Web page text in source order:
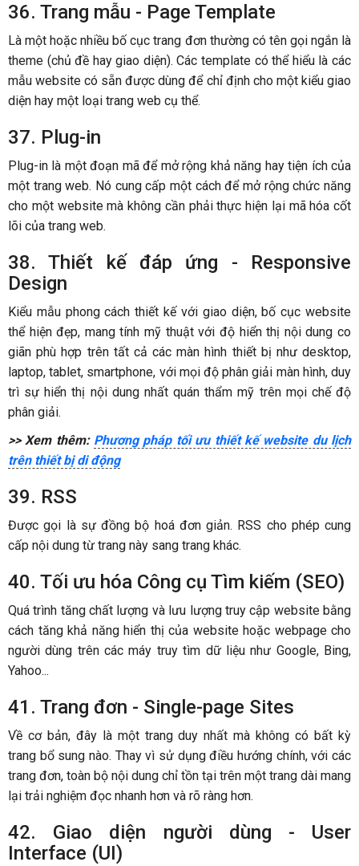
36. Trang mẫu - Page Template
Là một hoặc nhiều bố cục trang đơn thường có tên gọi ngắn là
theme (chủ đề hay giao diện). Các template có thể hiểu là các
mẫu website có sẵn được dùng để chỉ định cho một kiểu giao
diện hay một loại trang web cụ thể.
37. Plug-in
Plug-in là một đoạn mã để mở rộng khả năng hay tiện ích của
một trang web. Nó cung cấp một cách để mở rộng chức năng
cho một website mà không cần phải thực hiện lại mã hóa cốt
lõi của trang web.
38. Thiết kế đáp ứng - Responsive
Design
Kiểu mẫu phong cách thiết kế với giao diện, bố cục website
thể hiện đẹp, mang tính mỹ thuật với độ hiển thị nội dung co
giãn phù hợp trên tất cả các màn hình thiết bị như desktop,
laptop, tablet, smartphone, với mọi độ phân giải màn hình, duy
trì sự hiển thị nội dung nhất quán thẩm mỹ trên mọi chế độ
phân giải.
>> Xem thêm: Phương pháp tối ưu thiết kế website du lịch
trên thiết bị di động
39. RSS
Được gọi là sự đồng bộ hoá đơn giản. RSS cho phép cung
cấp nội dung từ trang này sang trang khác.
40. Tối ưu hóa Công cụ Tìm kiếm (SEO)
Quá trình tăng chất lượng và lưu lượng truy cập website bằng
cách tăng khả năng hiển thị của website hoặc webpage cho
người dùng trên các máy truy tìm dữ liệu như Google, Bing,
Yahoo...
41. Trang đơn - Single-page Sites
Về cơ bản, đây là một trang duy nhất mà không có bất kỳ
trang bổ sung nào. Thay vì sử dụng điều hướng chính, với các
trang đơn, toàn bộ nội dung chỉ tồn tại trên một trang dài mang
lại trải nghiệm đọc nhanh hơn và rõ ràng hơn.
42. Giao diện người dùng - User
Interface (UI)